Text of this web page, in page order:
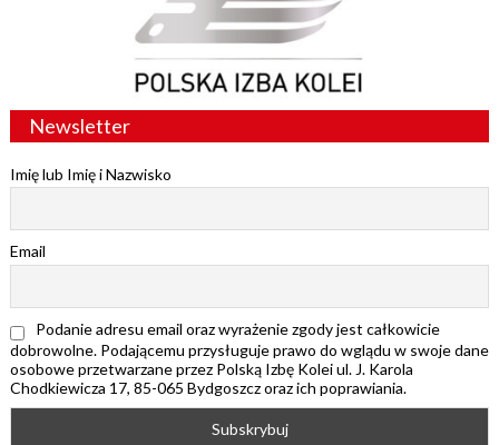
Newsletter
Imię lub Imię i Nazwisko
Email
Podanie adresu email oraz wyrażenie zgody jest całkowicie
dobrowolne. Podającemu przysługuje prawo do wglądu w swoje dane
osobowe przetwarzane przez Polską Izbę Kolei ul. J. Karola
Chodkiewicza 17, 85-065 Bydgoszcz oraz ich poprawiania.